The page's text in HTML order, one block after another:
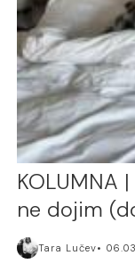
KOLUMNA
ne dojim
Tara Lučev